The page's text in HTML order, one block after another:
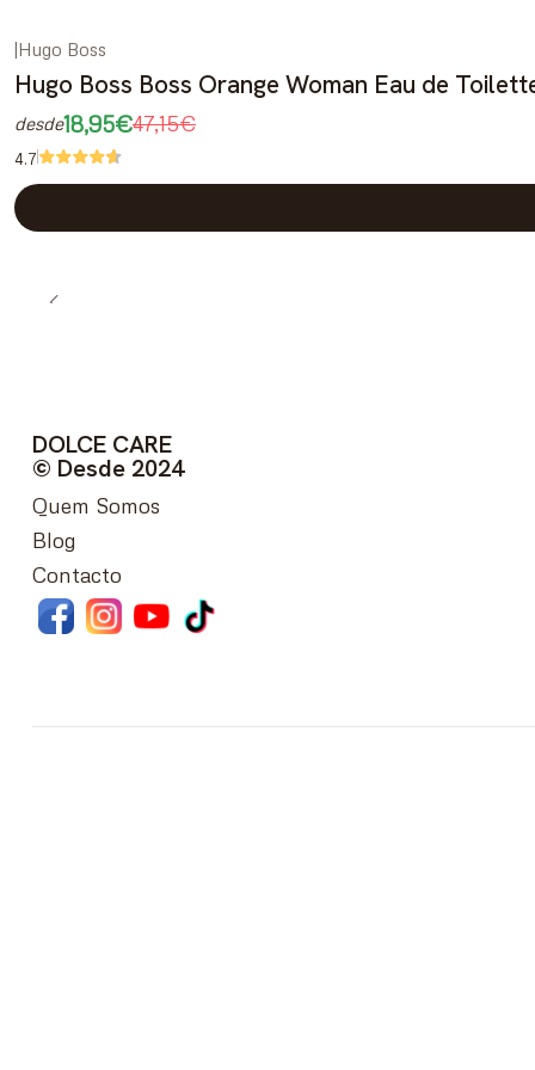
-60% DESCONTO
|Hugo Boss
Hugo Boss Boss Orange Woman Eau de
desde18,95€47,15€
4.7
DOLCE CARE
© Desde 2024
Quem Somos
Blog
Contacto